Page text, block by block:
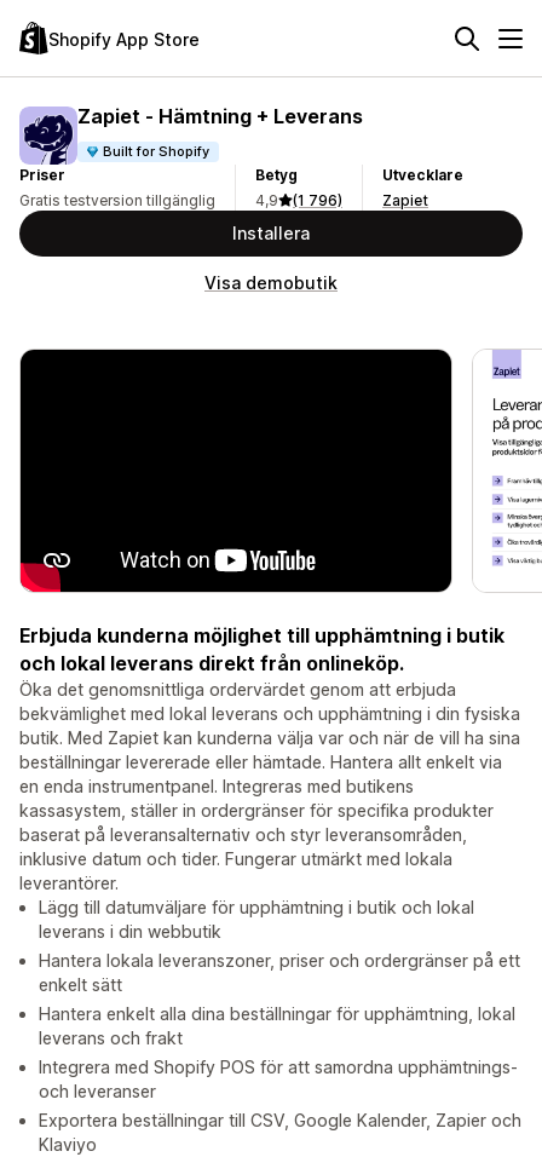
Shopify App Store
Zapiet ‑ Hämtning + Leverans
Built for Shopify
Priser
Gratis testversion tillgänglig
Betyg
4,9
(1 796)
Utvecklare
Zapiet
Installera
Visa demobutik
Erbjuda kunderna möjlighet till upphämtning i butik
och lokal leverans direkt från onlineköp.
Öka det genomsnittliga ordervärdet genom att erbjuda
bekvämlighet med lokal leverans och upphämtning i din fysiska
butik. Med Zapiet kan kunderna välja var och när de vill ha sina
beställningar levererade eller hämtade. Hantera allt enkelt via
en enda instrumentpanel. Integreras med butikens
kassasystem, ställer in ordergränser för specifika produkter
baserat på leveransalternativ och styr leveransområden,
inklusive datum och tider. Fungerar utmärkt med lokala
leverantörer.
Lägg till datumväljare för upphämtning i butik och lokal
leverans i din webbutik
Hantera lokala leveranszoner, priser och ordergränser på ett
enkelt sätt
Hantera enkelt alla dina beställningar för upphämtning, lokal
leverans och frakt
Integrera med Shopify POS för att samordna upphämtnings-
och leveranser
Exportera beställningar till CSV, Google Kalender, Zapier och
Klaviyo